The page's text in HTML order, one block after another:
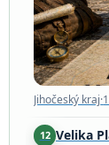
Jihočeský kraj·
12 Velika